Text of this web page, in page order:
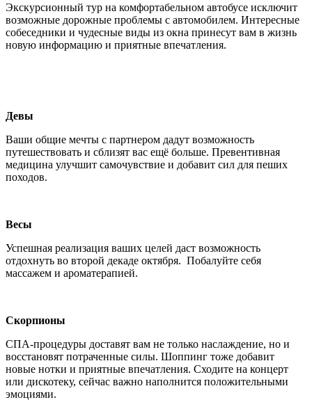
Экскурсионный тур на комфортабельном автобусе исключит
возможные дорожные проблемы с автомобилем. Интересные
собеседники и чудесные виды из окна принесут вам в жизнь
новую информацию и приятные впечатления.
Девы
Ваши общие мечты с партнером дадут возможность
путешествовать и сблизят вас ещё больше. Превентивная
медицина улучшит самочувствие и добавит сил для пеших
походов.
Весы
Успешная реализация ваших целей даст возможность
отдохнуть во второй декаде октября. Побалуйте себя
массажем и ароматерапией.
Скорпионы
СПА-процедуры доставят вам не только наслаждение, но и
восстановят потраченные силы. Шоппинг тоже добавит
новые нотки и приятные впечатления. Сходите на концерт
или дискотеку, сейчас важно наполнится положительными
эмоциями.